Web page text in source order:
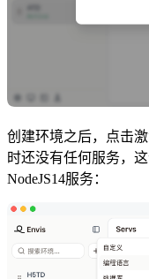
创建环境之后，点击
时还没有任何服务，
NodeJS14服务：